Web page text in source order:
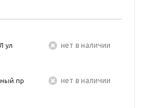
ул
Нет в наличии
пр
Нет в наличии